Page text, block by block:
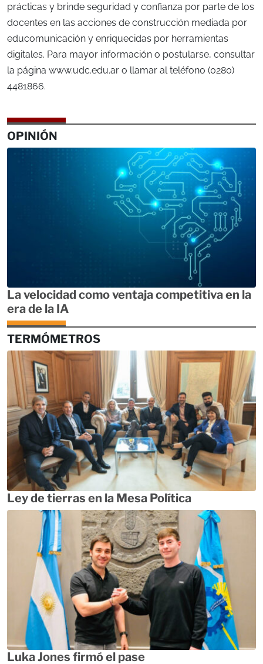
prácticas y brinde seguridad y confianza por parte de los
docentes en las acciones de construcción mediada por
educomunicación y enriquecidas por herramientas
digitales. Para mayor información o postularse, consultar
la página www.udc.edu.ar o llamar al teléfono (0280)
4481866.
OPINIÓN
La velocidad como ventaja competitiva en la
era de la IA
TERMÓMETROS
Ley de tierras en la Mesa Política
Luka Jones firmó el pase